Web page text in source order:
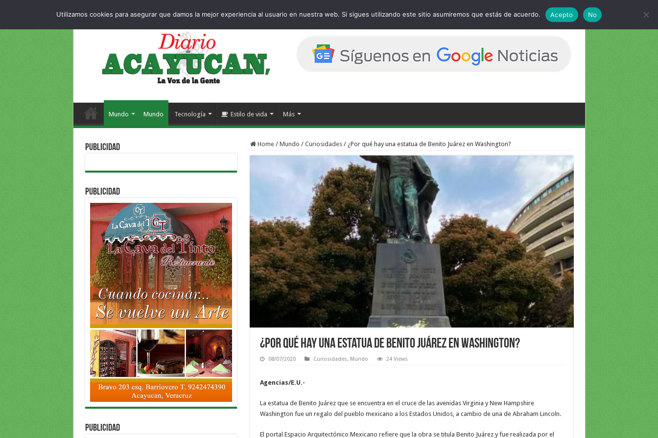
Mundo Mundo Tecnología Estilo de vida Más
Home / Mundo / Curiosidades / ¿Por qué hay una estatua de Benito Juárez en Washington?
¿Por qué hay una estatua de Benito Juárez en Washington?
08/07/2020 Curiosidades, Mundo 24 Views
Agencias/E.U.-
La estatua de Benito Juárez que se encuentra en el cruce de las avenidas Virginia y New Hampshire
Washington fue un regalo del pueblo mexicano a los Estados Unidos, a cambio de una de Abraham Lincoln.
El portal Espacio Arquitectónico Mexicano refiere que la obra se titula Benito Juárez y fue realizada por el
PUBLICIDAD
PUBLICIDAD
PUBLICIDAD
Utilizamos cookies para asegurar que damos la mejor experiencia al usuario en nuestra web. Si sigues utilizando este sitio asumiremos que estás de acuerdo. Acepto No